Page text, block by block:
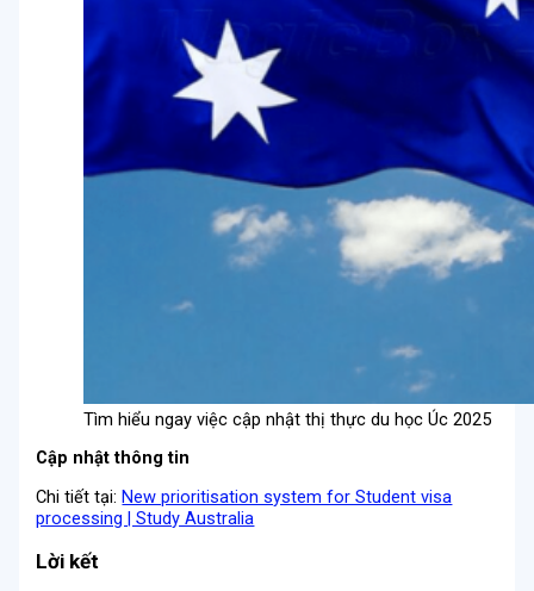
Tìm hiểu ngay việc cập nhật thị thực du học Úc 2025
Cập nhật thông tin
Chi tiết tại:New prioritisation system for Student visa
processing | Study Australia
Lời kết